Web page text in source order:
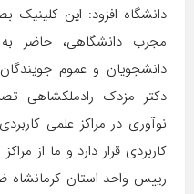
دانشگاه افزود: این کلینیک
مجرب دانشگاهی، حاضر به
دانشجویان و عموم
دکتر مزدک رادملکشاهی
نوآوری در مراکز علمی
کاربردی قرار دارد و ما از
رییس واحد استان